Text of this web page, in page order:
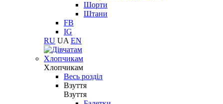
Шорти
Штани
FB
IG
RU UA EN
Хлопчикам
Хлопчикам
Весь розділ
Взуття
Взуття